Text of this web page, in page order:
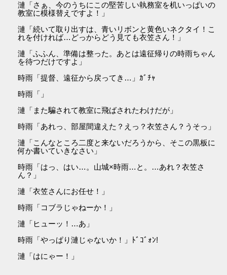
漣「さぁ、今のうちにこの堅苦しい執務室を机いっぱいの
教室に模様替えですよ！」
漣「続いて取り出すは、青いリボンと黄色いネクタイ！こ
れを付ければ…どっからどう見ても衣笠さん！」
漣「ふふん、準備は整った。あとは遠征帰りの時雨ちゃん
を待つだけですよ」
時雨「提督、遠征から戻ってき…」ｶﾞﾁｬ
時雨「」
漣「また騙されて教室に飛ばされたわけだが」
時雨「あれっ、部屋間違えた？えっ？衣笠さん？うそっ」
漣「こんなところ二度と来ないだろうから、そこの黒板に
何か書いていきなさい」
時雨「はっ、はい…。山城×時雨…と。…あれ？衣笠さ
ん？」
漣「衣笠さんにお任せ！」
時雨「コブラじゃねーか！」
漣「ヒューッ！…あ」
時雨「やっぱり漣じゃないか！」ﾄﾞｺﾞｫﾝ!
漣「はにゃー！」